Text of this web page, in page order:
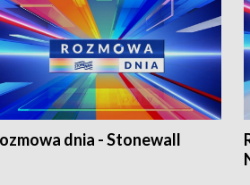
dnia - Stonewall